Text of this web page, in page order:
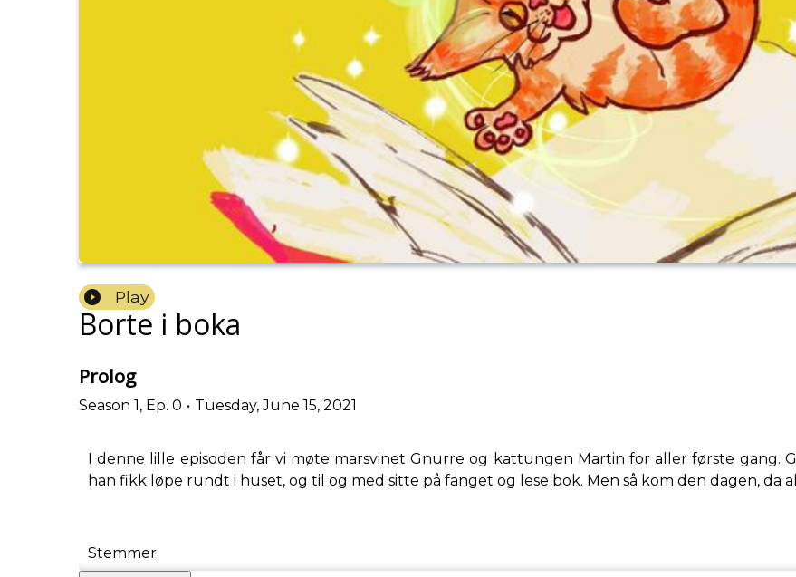
Play
Borte i boka
Prolog
Season 1, Ep. 0 • Tuesday, June 15, 2021
I denne lille episoden får vi møte marsvinet Gnurre og kattungen Martin for aller første gang.
han fikk løpe rundt i huset, og til og med sitte på fanget og lese bok. Men så kom den dagen, da
Stemmer: